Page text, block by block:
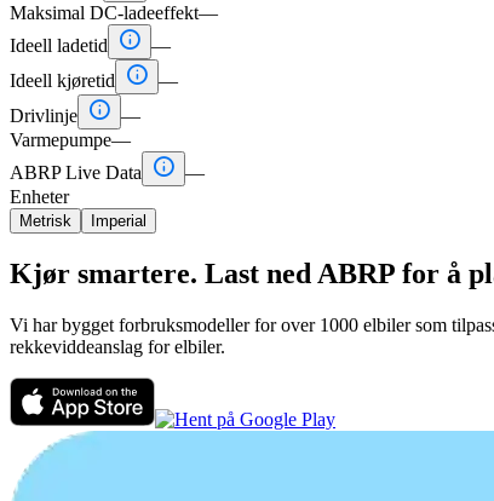
Maksimal DC-ladeeffekt—
Ideell ladetid
 —
Ideell kjøretid
 —
Drivlinje  —
Varmepumpe—
ABRP Live Data
 —
Enheter
Metrisk Imperial
Kjør smartere. Last ned ABRP for å
Vi har bygget forbruksmodeller for over 1000 elbiler som
rekkeviddeanslag for elbiler.